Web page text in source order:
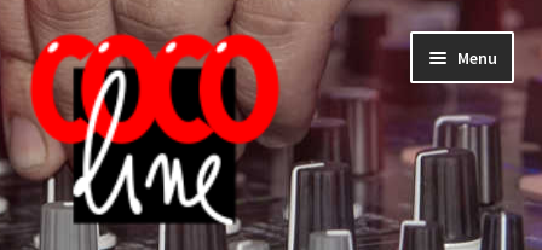
Aller
à
la
navigation
Aller
au
contenu
Menu